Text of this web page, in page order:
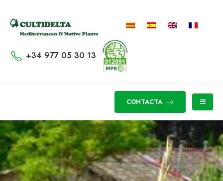
+34 977 05 30 13
CONTACTA